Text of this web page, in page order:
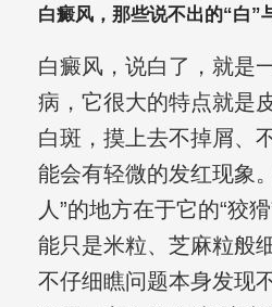
白癜风，那些说不出的“白”
白癜风，说白了，就是
病，它很大的特点就是
白斑，摸上去不掉屑、
能会有轻微的发红现象
人”的地方在于它的“狡
能只是米粒、芝麻粒般
不仔细瞧问题本身发现